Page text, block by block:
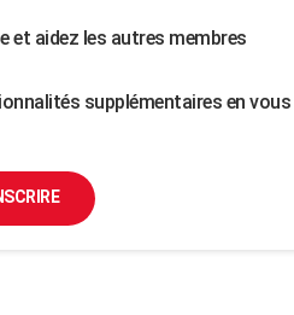
et aidez les autres membres
supplémentaires en vous